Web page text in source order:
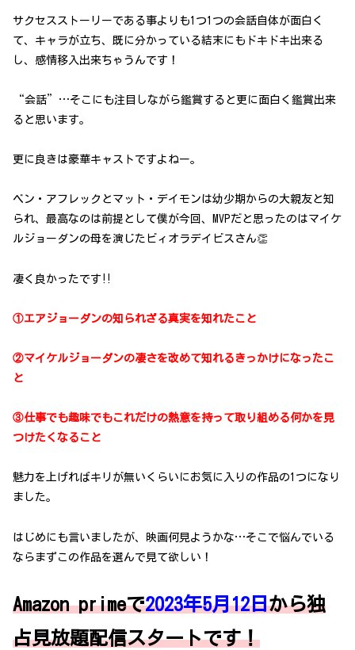
サクセスストーリーである事よりも1つ1つの会話自体が面白く
て、キャラが立ち、既に分かっている結末にもドキドキ出来る
し、感情移入出来ちゃうんです！
“会話”…そこにも注目しながら鑑賞すると更に面白く鑑賞出来
ると思います。
更に良きは豪華キャストですよねー。
ベン・アフレックとマット・デイモンは幼少期からの大親友と知
られ、最高なのは前提として僕が今回、MVPだと思ったのはマイケ
ルジョーダンの母を演じたビィオラデイビスさん👏
凄く良かったです‼
①エアジョーダンの知られざる真実を知れたこと
②マイケルジョーダンの凄さを改めて知れるきっかけになったこ
と
③仕事でも趣味でもこれだけの熱意を持って取り組める何かを見
つけたくなること
魅力を上げればキリが無いくらいにお気に入りの作品の1つになり
ました。
はじめにも言いましたが、映画何見ようかな…そこで悩んでいる
ならまずこの作品を選んで見て欲しい！
Amazon primeで2023年5月12日から独
占見放題配信スタートです！